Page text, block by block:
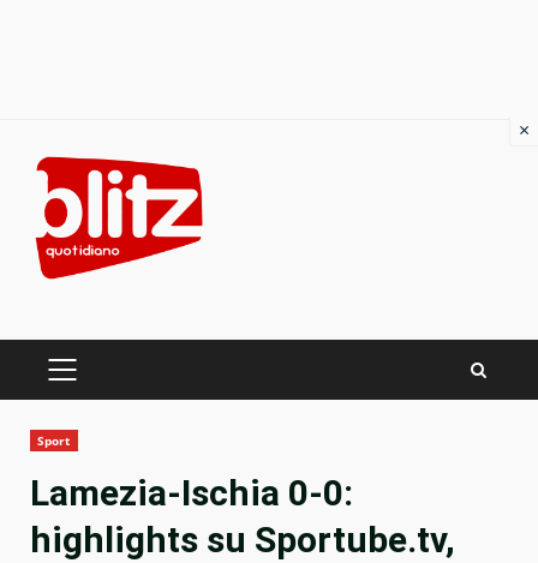
content
PRIMARY
Sport
Lamezia-Ischia 0-0:
highlights su Sportube.tv,
×